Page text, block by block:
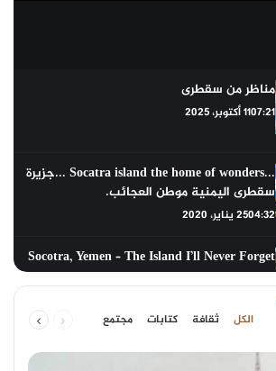
مناظر من سقطرى
07:2111 أكتوبر، 2025
...Socatra island the home of wonders ...جزيرة
سقطرى اليمنية موطن العجائب.
04:3225 يناير، 2020
Socotra, Yemen – The Island I’ll Never Forget
في العالم!
الكل ثقافة كتابات مجتمع الصفحةالصفحة